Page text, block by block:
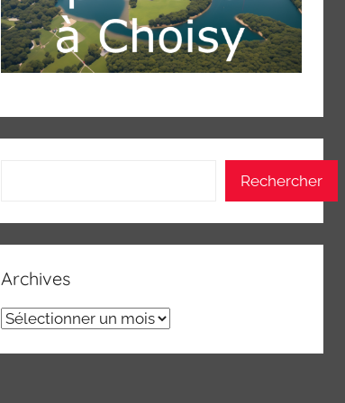
Rechercher
Archives
Archives